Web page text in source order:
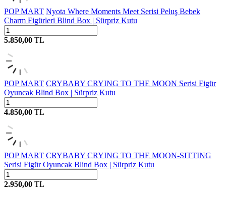
POP MART Nyota Where Moments Meet Serisi Peluş Bebek
Charm Figürleri Blind Box | Sürpriz Kutu
5.850,00 TL
POP MART CRYBABY CRYING TO THE MOON Serisi Figür
Oyuncak Blind Box | Sürpriz Kutu
4.850,00 TL
POP MART CRYBABY CRYING TO THE MOON-SITTING
Serisi Figür Oyuncak Blind Box | Sürpriz Kutu
2.950,00 TL